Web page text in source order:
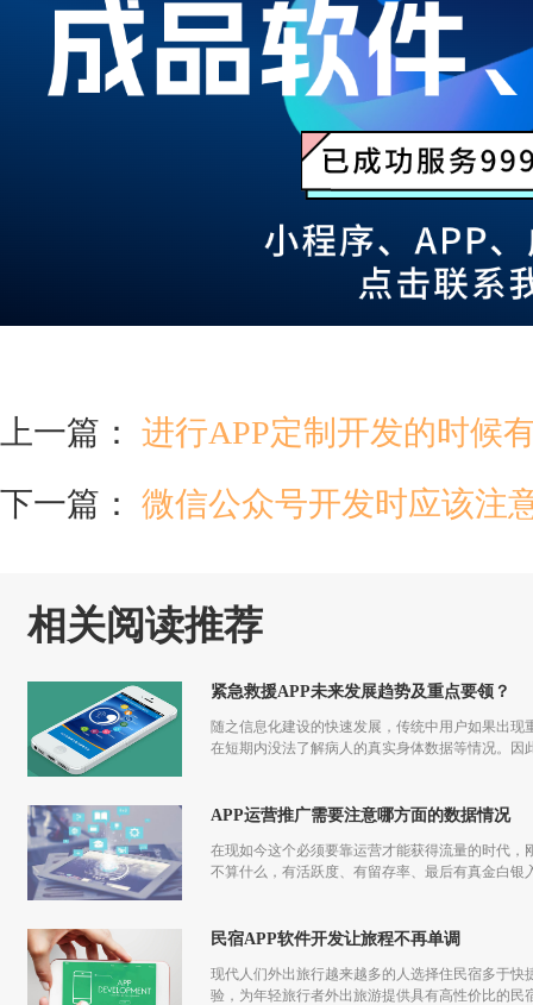
上一篇： 进行APP定制开发的时候
下一篇： 微信公众号开发时应该注
相关阅读推荐
紧急救援APP未来发展趋势及重点要领？
随之信息化建设的快速发展，传统中用户如果出
在短期内没法了解病人的真实身体数据等情况。
APP运营推广需要注意哪方面的数据情况
在现如今这个必须要靠运营才能获得流量的时代
不算什么，有活跃度、有留存率、最后有真金白
民宿APP软件开发让旅程不再单调
现代人们外出旅行越来越多的人选择住民宿多于快
验，为年轻旅行者外出旅游提供具有高性价比的民